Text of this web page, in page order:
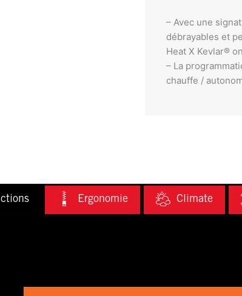
– Avec une
débrayables et
Heat X Kevlar®
– La
chauffe /
Ergonomie Climate